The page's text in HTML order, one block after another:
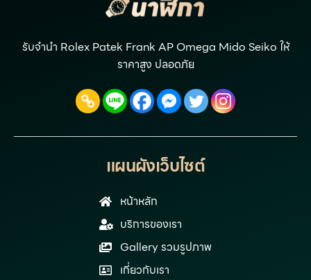
รับจำนำ Rolex Patek Frank AP Omega Mido Seiko ให้
ราคาสูง ปลอดภัย
แผนผังเว็บไซต์
หน้าหลัก
บริการของเรา
Gallery รวมรูปภาพ
เกี่ยวกับเรา